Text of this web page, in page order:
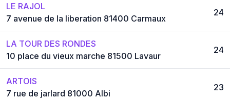
LE RAJOL
7 avenue de la liberation 81400 Carmaux
24
LA TOUR DES RONDES
10 place du vieux marche 81500 Lavaur
24
ARTOIS
7 rue de jarlard 81000 Albi
23